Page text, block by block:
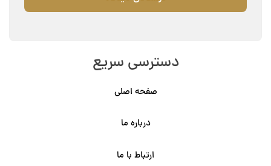
دسترسی سریع
صفحه اصلی
درباره ما
ارتباط با ما